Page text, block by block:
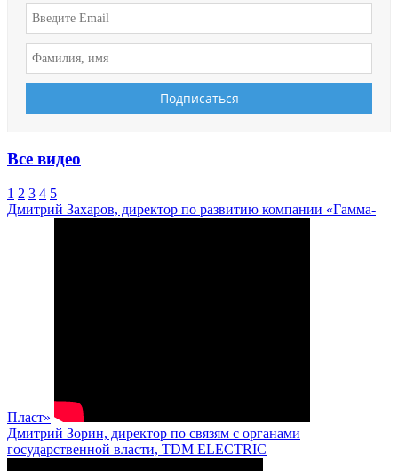
Все видео
1 2 3 4 5
Дмитрий Захаров, директор по развитию компании «Гамма-
Пласт»
Дмитрий Зорин, директор по связям с органами
государственной власти, TDM ELECTRIC